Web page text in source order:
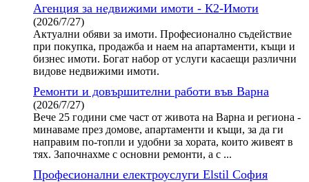
Агенция за недвижими имоти - К2-Имоти
(2026/7/27)
Актуални обяви за имоти. Професионално съдействие
при покупка, продажба и наем на апартаменти, къщи и
бизнес имоти. Богат набор от услуги касаещи различни
видове недвижими имоти.
Ремонти и довършителни работи във Варна
(2026/7/27)
Вече 25 години сме част от живота на Варна и региона -
минаваме през домове, апартаменти и къщи, за да ги
направим по-топли и удобни за хората, които живеят в
тях. Започнахме с основни ремонти, а с ...
Професионални електроуслуги Elstil София